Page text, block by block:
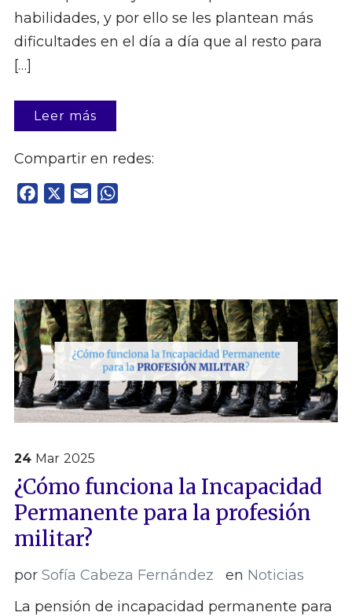
habilidades, y por ello se les plantean más
dificultades en el día a día que al resto para
[…]
Leer más
Compartir en redes:
Facebook Email
24 Mar 2025
¿Cómo funciona la Incapacidad
Permanente para la profesión
militar?
por Sofía Cabeza Fernández en Noticias
La pensión de incapacidad permanente para